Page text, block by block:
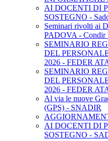
AI DOCENTI DI
SOSTEGNO -
Seminari rivolti ai
PADOVA - Condir
SEMINARIO
DEL
2026 - FEDER
SEMINARIO
DEL
2026 - FEDER
Al via le nuove
(GPS) - SNADIR
AI DOCENTI DI
SOSTEGNO -